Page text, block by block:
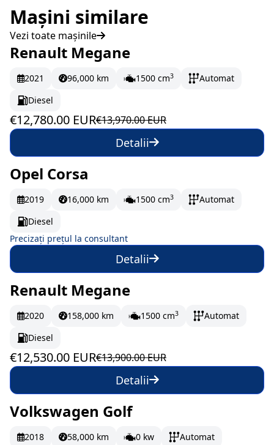
Mașini similare
Vezi toate mașinile
În stoc
213 EUR/lună
Renault Megane
2021 96,000 km 1500 cm3
Automat
Diesel
€12,780.00 EUR€13,970.00 EUR
Detalii
La comandă
Opel Corsa
2019 16,000 km 1500 cm3
Automat
Diesel
Precizați prețul la consultant
Detalii
În stoc 208.83 EUR/lună
Renault Megane
2020 158,000 km 1500 cm3
Automat
Diesel
€12,530.00 EUR€13,900.00 EUR
Detalii
În stoc 196.33 EUR/lună
Volkswagen Golf
2018 58,000 km 0 kw
Automat